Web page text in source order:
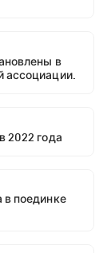
в
ассоциации.
2022 года
поединке